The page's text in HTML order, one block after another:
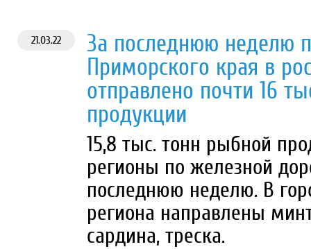
21.03.22
За последнюю неделю
Приморского края в
отправлено почти 16
продукции
15,8 тыс. тонн рыбной
регионы по железной
последнюю неделю. В
региона направлены
сардина, треска.